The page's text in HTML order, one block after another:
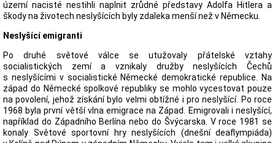
území nacisté nestihli naplnit zrůdné představy Adolfa Hitlera a
škody na životech neslyšících byly zdaleka menší než v Německu.
Neslyšící emigranti
Po druhé světové válce se utužovaly přátelské vztahy
socialistických zemí a vznikaly družby neslyšících Čechů
s neslyšícími v socialistické Německé demokratické republice. Na
západ do Německé spolkové republiky se mohlo vycestovat pouze
na povolení, jehož získání bylo velmi obtížné i pro neslyšící. Po roce
1968 byla první větší vlna emigrace na Západ. Emigrovali i neslyšící,
například do Západního Berlína nebo do Švýcarska. V roce 1981 se
konaly Světové sportovní hry neslyšících (dnešní deaflympiáda)